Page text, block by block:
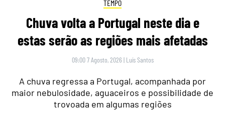
TEMPO
Chuva volta a Portugal neste dia e
estas serão as regiões mais afetadas
09:00 7 Agosto, 2026 | Luís Santos
A chuva regressa a Portugal, acompanhada por
maior nebulosidade, aguaceiros e possibilidade de
trovoada em algumas regiões